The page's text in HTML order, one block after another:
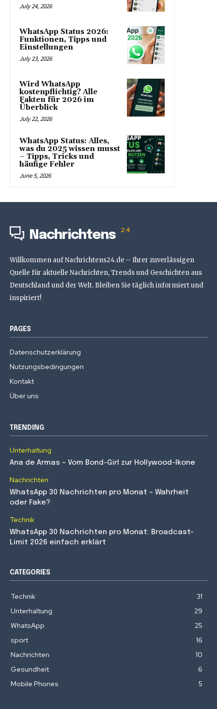
July 24, 2026
WhatsApp Status 2026:
Funktionen, Tipps und
Einstellungen
July 23, 2026
Wird WhatsApp
kostenpflichtig? Alle
Fakten für 2026 im
Überblick
July 22, 2026
WhatsApp Status: Alles,
was du 2025 wissen musst
– Tipps, Tricks und
häufige Fehler
June 5, 2026
Nachrichtens 24
Willkommen auf Nachrichtens24.de – Ihrer zuverlässigen
Quelle für aktuelle Nachrichten, Trends und Geschichten aus
Deutschland und der Welt. Bleiben Sie täglich informiert und
inspiriert!
PAGES
Datenschutzerklärung
Nutzungsbedingungen
Kontakt
Über uns
TRENDING
Unterhaltung
Ana de Armas – Vom Bond-Girl zur Hollywood-Ikone
Nachrichten
WhatsApp 30 Nachrichten pro Monat – Wahrheit
oder Fake?
Technik
WhatsApp 30 Nachrichten pro Monat: Broadcast-
Limit 2026 einfach erklärt
CATEGORIES
Technik
31
Unterhaltung
29
WhatsApp
25
sport
16
Nachrichten
10
Gesundheit
6
Mobile Phones
5